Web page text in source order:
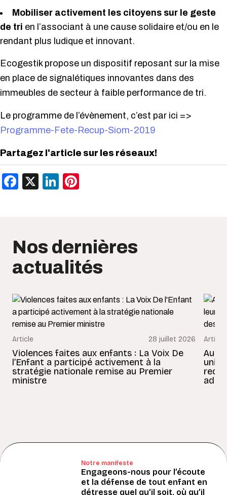
Mobiliser activement les citoyens sur le geste
de tri en l’associant à une cause solidaire et/ou en le
rendant plus ludique et innovant.
Ecogestik propose un dispositif reposant sur la mise
en place de signalétiques innovantes dans des
immeubles de secteur à faible performance de tri.
Le programme de l’évènement, c’est par ici =>
Programme-Fete-Recup-Siom-2019
Partagez l'article sur les réseaux!
Facebook
X LinkedIn
Nos dernières
actualités
Article 28 juillet 2026
Violences faites aux enfants : La Voix De
l’Enfant a participé activement à la
stratégie nationale remise au Premier
ministre
Article
Au
Notre manifeste
Engageons-nous pour l’écoute
et la défense de tout enfant en
détresse quel qu’il soit, où qu’il